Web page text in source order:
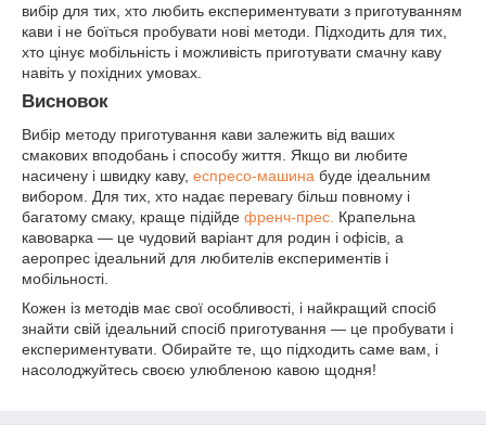
вибір для тих, хто любить експериментувати з приготуванням
кави і не боїться пробувати нові методи. Підходить для тих,
хто цінує мобільність і можливість приготувати смачну каву
навіть у похідних умовах.
Висновок
Вибір методу приготування кави залежить від ваших
смакових вподобань і способу життя. Якщо ви любите
насичену і швидку каву, еспресо-машина буде ідеальним
вибором. Для тих, хто надає перевагу більш повному і
багатому смаку, краще підійде френч-прес. Крапельна
кавоварка — це чудовий варіант для родин і офісів, а
аеропрес ідеальний для любителів експериментів і
мобільності.
Кожен із методів має свої особливості, і найкращий спосіб
знайти свій ідеальний спосіб приготування — це пробувати і
експериментувати. Обирайте те, що підходить саме вам, і
насолоджуйтесь своєю улюбленою кавою щодня!